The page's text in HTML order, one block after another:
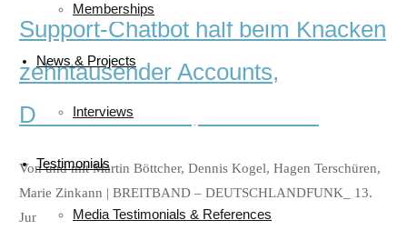
Memberships
News & Projects
Interviews
Testimonials
Media Testimonials & References
Support-Chatbot half beim Knacken
zehntausender Accounts,
Deutschlandfunk, 13.06.2026
Von und mit Martin Böttcher, Dennis Kogel, Hagen Terschüren,
Marie Zinkann | BREITBAND – DEUTSCHLANDFUNK_ 13.
Juni 2026, 13:05 Uhr Ein spannender Beitrag mit einem